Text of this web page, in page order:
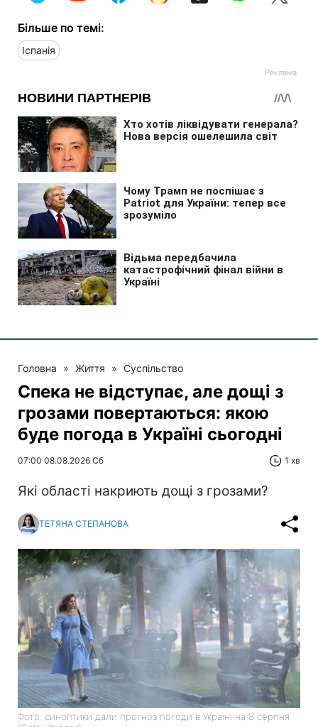
Більше по темі:
Іспанія
Головна » Життя » Суспільство
Спека не відступає, але дощі з
грозами повертаються: якою
буде погода в Україні сьогодні
07:00 08.08.2026 Сб 1 хв
Які області накриють дощі з грозами?
ТЕТЯНА СТЕПАНОВА
Фото: синоптики дали прогноз погоди в Україні на 8 серпня